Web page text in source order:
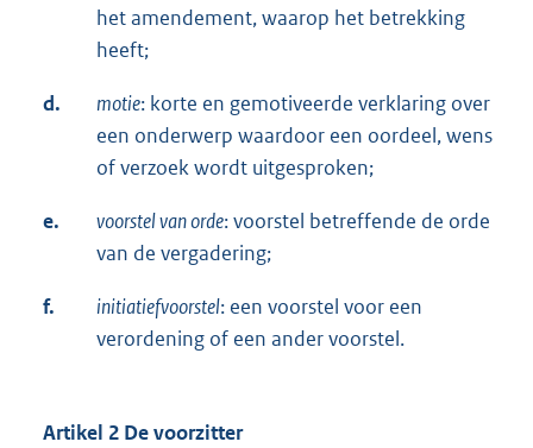
het amendement, waarop het betrekking
heeft;
d. motie: korte en gemotiveerde verklaring over
een onderwerp waardoor een oordeel, wens
of verzoek wordt uitgesproken;
e. voorstel van orde: voorstel betreffende de orde
van de vergadering;
f. initiatiefvoorstel: een voorstel voor een
verordening of een ander voorstel.
Artikel 2 De voorzitter